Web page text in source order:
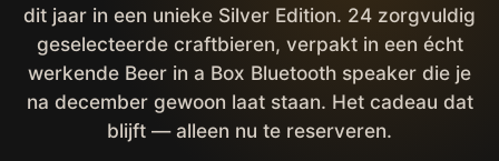
dit jaar in een unieke Silver Edition. 24 zorgvuldig
geselecteerde craftbieren, verpakt in een écht
werkende Beer in a Box Bluetooth speaker die je
na december gewoon laat staan. Het cadeau dat
blijft — alleen nu te reserveren.